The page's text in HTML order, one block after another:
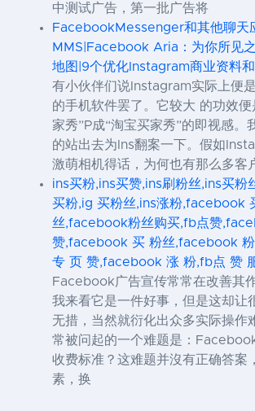
中测试广告，第一批广告将
FacebookMessenger和其他聊天
MMS|Facebook Aria：为你所见
地图|9个优化Instagram商业资料
有小伙伴们说Instagram实际上便
的手机软件罢了。它较大 的功效便
家秀”P成“淘宝买家秀”的即视感。
的站出去为Ins翻案一下。假如
激萌相机得话，为何也有那么多客
ins买粉,ins买赞,ins刷粉丝,ins买粉
买粉,ig 买粉丝,ins涨粉,facebook
丝,facebook粉丝购买,fb点赞
赞,facebook 买 粉丝,facebook
专 页 赞,facebook 涨 粉,fb点 赞
Facebook广告宣传常常在改善其
我来看它是一件好事，但是这却让
无措，当然就衍化出众多实际操作
常被问起的一个难题是：
收费标准？这难题并沒有正确答案
素，换